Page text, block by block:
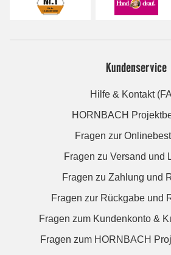
Kundenservice
Hilfe & Kontakt
HORNBACH
Fragen zur
Fragen zu Versand und
Fragen zu Zahlung und
Fragen zur Rückgabe und
Fragen zum Kundenkonto &
Fragen zum HORNBACH